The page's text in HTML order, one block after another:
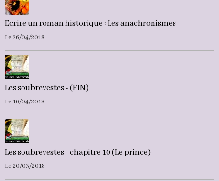
Ecrire un roman historique : Les anachronismes
Le 26/04/2018
Les soubrevestes - (FIN)
Le 16/04/2018
Les soubrevestes - chapitre 10 (Le prince)
Le 20/03/2018